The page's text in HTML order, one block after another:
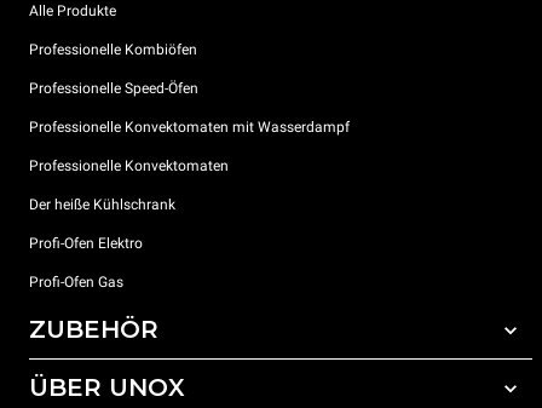
Alle Produkte
Professionelle Kombiöfen
Professionelle Speed-Öfen
Professionelle Konvektomaten mit Wasserdampf
Professionelle Konvektomaten
Der heiße Kühlschrank
Profi-Ofen Elektro
Profi-Ofen Gas
ZUBEHÖR
Gesamtes Zubehör
ÜBER UNOX